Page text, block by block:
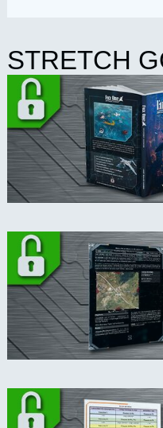
STRETCH